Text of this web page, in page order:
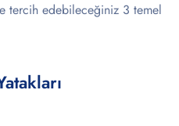
tercih edebileceğiniz 3 temel